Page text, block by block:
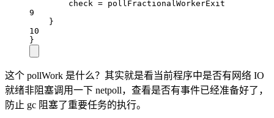
check = pollFractionalWorkerExit
9
}
10
}
这个 pollWork 是什么？其实就是看当前程序中是否有网络 IO
就绪非阻塞调用一下 netpoll，查看是否有事件已经准备好了，
防止 gc 阻塞了重要任务的执行。